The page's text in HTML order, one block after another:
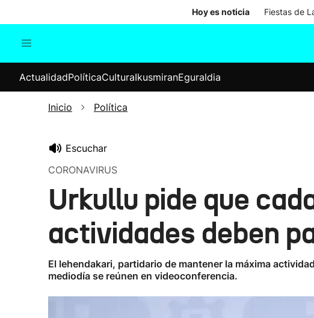
Hoy es noticia Fiestas de
Internacional
Elecciones
ActualidadPolíticaCulturaIkusmiranEguraldia
Inicio Política
Escuchar
CORONAVIRUS
Urkullu pide que
actividades deben
El lehendakari, partidario de mantener la máxima
mediodía se reúnen en videoconferencia.